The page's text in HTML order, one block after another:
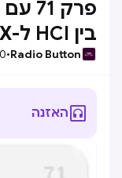
פרק
בין HCI ל-UX?
Radio Button
•
האזנה